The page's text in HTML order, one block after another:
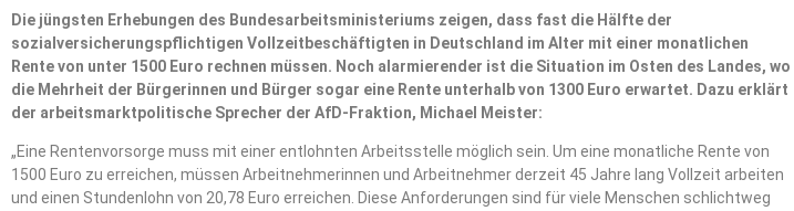
Die jüngsten Erhebungen des Bundesarbeitsministeriums zeigen, dass fast die Hälfte der
sozialversicherungspflichtigen Vollzeitbeschäftigten in Deutschland im Alter mit einer monatlichen
Rente von unter 1500 Euro rechnen müssen. Noch alarmierender ist die Situation im Osten des Landes, wo
die Mehrheit der Bürgerinnen und Bürger sogar eine Rente unterhalb von 1300 Euro erwartet. Dazu erklärt
der arbeitsmarktpolitische Sprecher der AfD-Fraktion, Michael Meister:
„Eine Rentenvorsorge muss mit einer entlohnten Arbeitsstelle möglich sein. Um eine monatliche Rente von
1500 Euro zu erreichen, müssen Arbeitnehmerinnen und Arbeitnehmer derzeit 45 Jahre lang Vollzeit arbeiten
und einen Stundenlohn von 20,78 Euro erreichen. Diese Anforderungen sind für viele Menschen schlichtweg